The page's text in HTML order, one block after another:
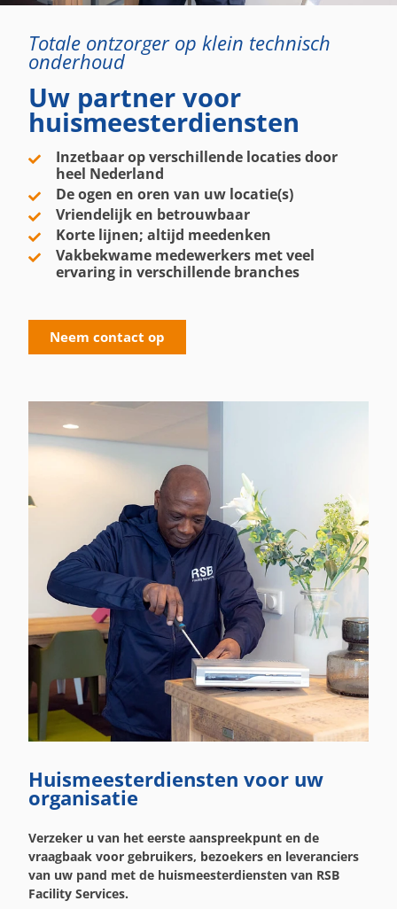
Totale ontzorger op klein technisch
onderhoud
Uw partner voor
huismeesterdiensten
Inzetbaar op verschillende locaties door
heel Nederland
De ogen en oren van uw locatie(s)
Vriendelijk en betrouwbaar
Korte lijnen; altijd meedenken
Vakbekwame medewerkers met veel
ervaring in verschillende branches
Neem contact op
Huismeesterdiensten voor uw
organisatie
Verzeker u van het eerste aanspreekpunt en de
vraagbaak voor gebruikers, bezoekers en leveranciers
van uw pand met de huismeesterdiensten van RSB
Facility Services.